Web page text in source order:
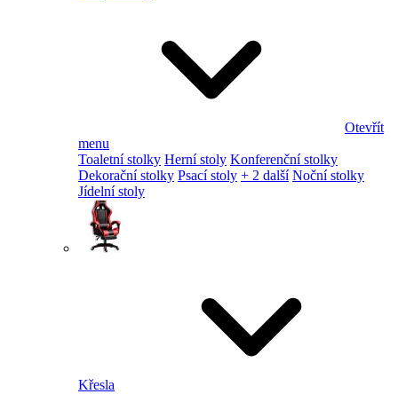
Otevřít
menu
Toaletní stolky Herní stoly Konferenční stolky
Dekorační stolky Psací stoly + 2 další Noční stolky
Jídelní stoly
Křesla